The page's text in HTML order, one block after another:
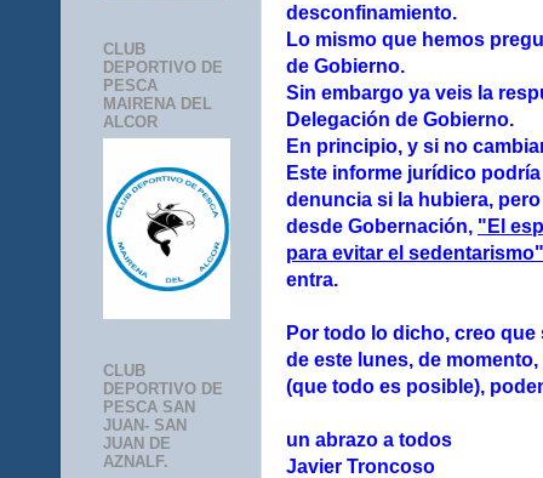
desconfinamiento.
Lo mismo que hemos
de Gobierno.
Sin embargo ya veis la
Delegación de Gobierno.
En principio, y si no
Este informe jurídico
denuncia si la hubiera,
desde Gobernación, "El
para evitar el sedentarismo"
entra.
Por todo lo dicho, creo
de este lunes, de
(que todo es posible),
un abrazo a todos
Javier Troncoso
CLUB
DEPORTIVO DE
PESCA
MAIRENA DEL
ALCOR
CLUB
DEPORTIVO DE
PESCA SAN
JUAN- SAN
JUAN DE
AZNALF.